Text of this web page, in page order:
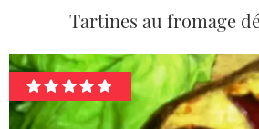
Tartines au fromage